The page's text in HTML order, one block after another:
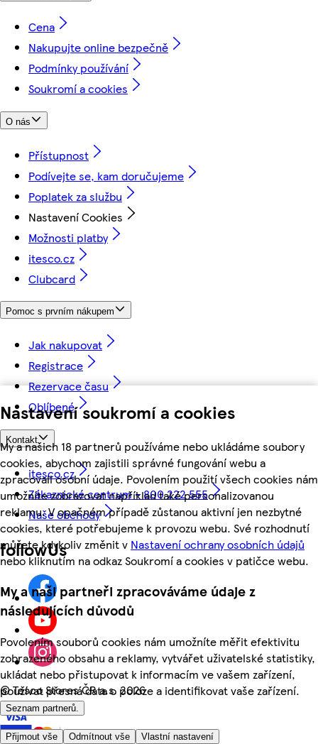
Nastavení soukromí a cookies
My a našich 18 partnerů používáme nebo ukládáme soubory
cookies, abychom zajistili správné fungování webu a
zpracovali osobní údaje. Povolením použití všech cookies nám
umožníte zobrazovat například také personalizovanou
reklamu. V opačném případě zůstanou aktivní jen nezbytné
cookies, které potřebujeme k provozu webu. Své rozhodnutí
můžete kdykoliv změnit v Nastavení ochrany osobních údajů
nebo kliknutím na odkaz Soukromí a cookies v patičce webu.
My a naši partneři zpracováváme údaje z
následujících důvodů
Povolením souborů cookies nám umožníte měřit efektivitu
zobrazeného obsahu a reklamy, vytvářet uživatelské statistiky,
ukládat nebo přistupovat k informacím ve vašem zařízení,
používat přesná data o poloze a identifikovat vaše zařízení.
Seznam partnerů.
Přijmout vše Odmítnout vše Vlastní nastavení
Cena
Nakupujte online bezpečně
Podmínky používání
Soukromí a cookies
O nás
Přístupnost
Podívejte se, kam doručujeme
Poplatek za službu
Nastavení Cookies
Možnosti platby
itesco.cz
Clubcard
Pomoc s prvním nákupem
Jak nakupovat
Registrace
Rezervace času
Oblíbené
Kontakt
itesco.cz
Zákaznické centrum - 800 222 555
Naše obchody
followUs
©Tesco Stores ČR a.s. 2026